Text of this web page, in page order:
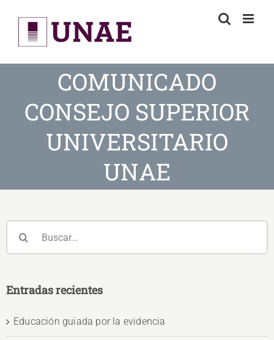
content
COMUNICADO
CONSEJO SUPERIOR
UNIVERSITARIO
UNAE
Entradas recientes
Educación guiada por la evidencia